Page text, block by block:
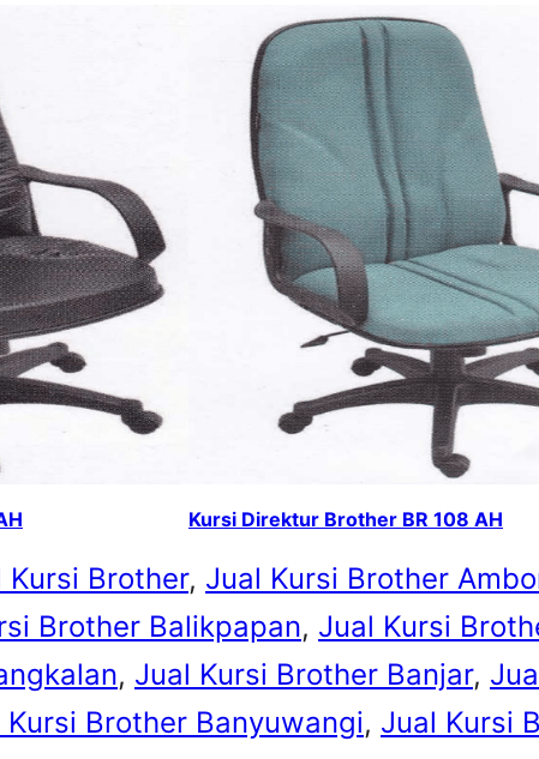
Kursi Direktur Brother BR 108 AH
Kursi Brother, Jual Kursi Brother
Brother Balikpapan, Jual Kursi
, Jual Kursi Brother Banjar,
Kursi Brother Banyuwangi, Jual Kursi